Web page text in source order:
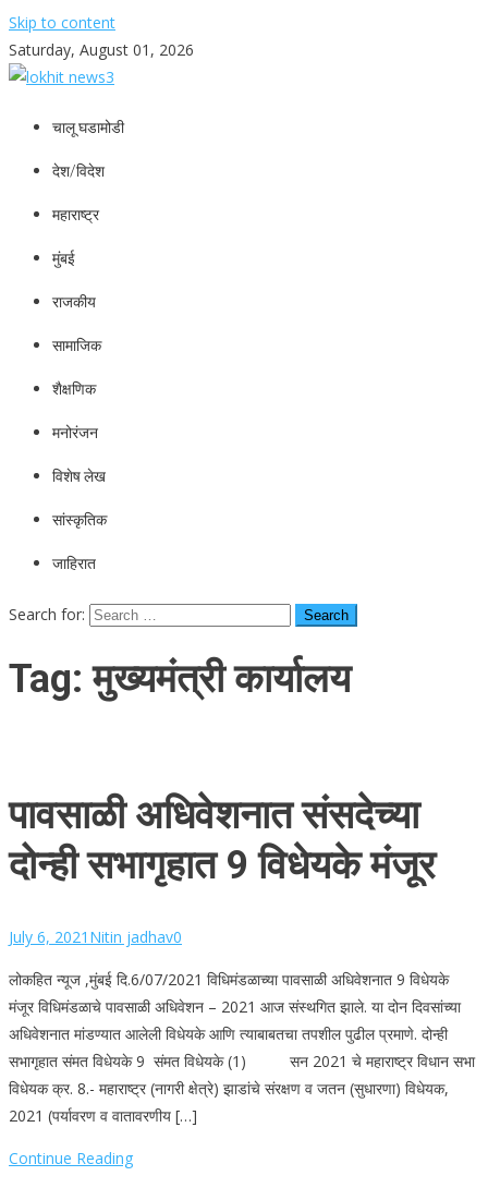
Skip to content
Saturday, August 01, 2026
lokhit news3
lokhit news 3
चालू घडामोडी
देश/विदेश
महाराष्ट्र
मुंबई
राजकीय
सामाजिक
शैक्षणिक
मनोरंजन
विशेष लेख
सांस्कृतिक
जाहिरात
Search for:
Tag:मुख्यमंत्री कार्यालय
पावसाळी अधिवेशनात संसदेच्या
दोन्ही सभागृहात 9 विधेयके मंजूर
July 6, 2021 Nitin jadhav0
लोकहित न्यूज ,मुंबई दि.6/07/2021 विधिमंडळाच्या पावसाळी अधिवेशनात 9 विधेयके
मंजूर विधिमंडळाचे पावसाळी अधिवेशन – 2021 आज संस्थगित झाले. या दोन दिवसांच्या
अधिवेशनात मांडण्यात आलेली विधेयके आणि त्याबाबतचा तपशील पुढील प्रमाणे. दोन्ही
सभागृहात संमत विधेयके 9 संमत विधेयके (1) सन 2021 चे महाराष्ट्र विधान सभा
विधेयक क्र. 8.- महाराष्ट्र (नागरी क्षेत्रे) झाडांचे संरक्षण व जतन (सुधारणा) विधेयक,
2021 (पर्यावरण व वातावरणीय […]
Continue Reading